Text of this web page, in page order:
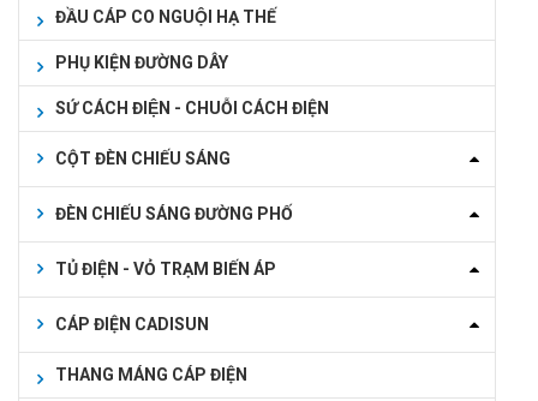
ĐẦU CÁP CO NGUỘI HẠ THẾ
PHỤ KIỆN ĐƯỜNG DÂY
SỨ CÁCH ĐIỆN - CHUỖI CÁCH ĐIỆN
CỘT ĐÈN CHIẾU SÁNG
ĐÈN CHIẾU SÁNG ĐƯỜNG PHỐ
TỦ ĐIỆN - VỎ TRẠM BIẾN ÁP
CÁP ĐIỆN CADISUN
THANG MÁNG CÁP ĐIỆN